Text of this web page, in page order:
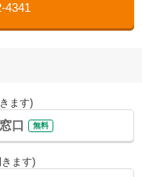
4341
ます)
口 無料
ます)